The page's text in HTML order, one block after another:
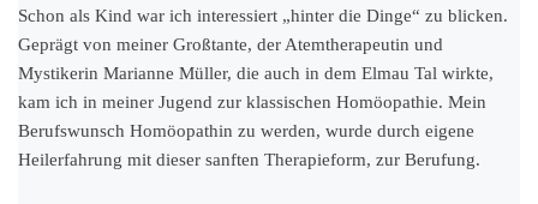
Schon als Kind war ich interessiert „hinter die Dinge“ zu blicken.
Geprägt von meiner Großtante, der Atemtherapeutin und
Mystikerin Marianne Müller, die auch in dem Elmau Tal wirkte,
kam ich in meiner Jugend zur klassischen Homöopathie. Mein
Berufswunsch Homöopathin zu werden, wurde durch eigene
Heilerfahrung mit dieser sanften Therapieform, zur Berufung.